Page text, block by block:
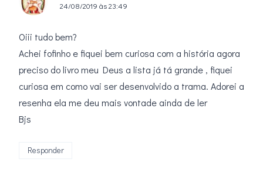
24/08/2019 às 23:49
Oiii tudo bem?
Achei fofinho e fiquei bem curiosa com a história agora
preciso do livro meu Deus a lista já tá grande , fiquei
curiosa em como vai ser desenvolvido a trama. Adorei a
resenha ela me deu mais vontade ainda de ler
Bjs
Responder